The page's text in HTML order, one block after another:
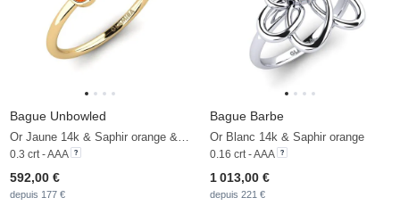
Bague Unbowled
0.3 crt - AAA
592,00 €
depuis 177 €
Bague Barbe
Or Blanc 14k & Saphir orange
0.16 crt - AAA
1 013,00 €
depuis 221 €